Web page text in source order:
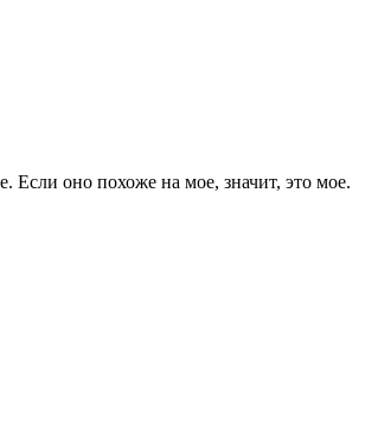
Если оно похоже на мое, значит, это мое.